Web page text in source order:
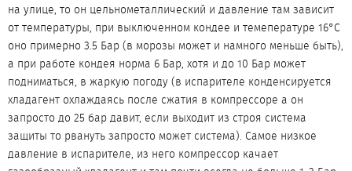
на улице, то он цельнометаллический и давление там зависит
от температуры, при выключенном кондее и темепературе 16°C
оно примерно 3.5 Бар (в морозы может и намного меньше быть),
а при работе кондея норма 6 Бар, хотя и до 10 Бар может
подниматься, в жаркую погоду (в испарителе конденсируется
хладагент охлаждаясь после сжатия в компрессоре а он
запросто до 25 бар давит, если выходит из строя система
защиты то рвануть запросто может система). Самое низкое
давление в испарителе, из него компрессор качает